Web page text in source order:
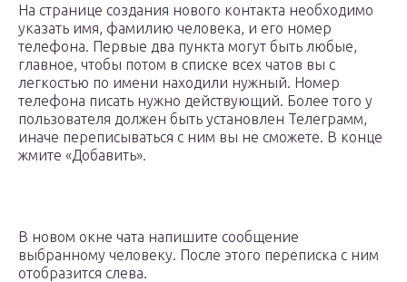
На странице создания нового контакта необходимо
указать имя, фамилию человека, и его номер
телефона. Первые два пункта могут быть любые,
главное, чтобы потом в списке всех чатов вы с
легкостью по имени находили нужный. Номер
телефона писать нужно действующий. Более того у
пользователя должен быть установлен Телеграмм,
иначе переписываться с ним вы не сможете. В конце
жмите «Добавить».
В новом окне чата напишите сообщение
выбранному человеку. После этого переписка с ним
отобразится слева.